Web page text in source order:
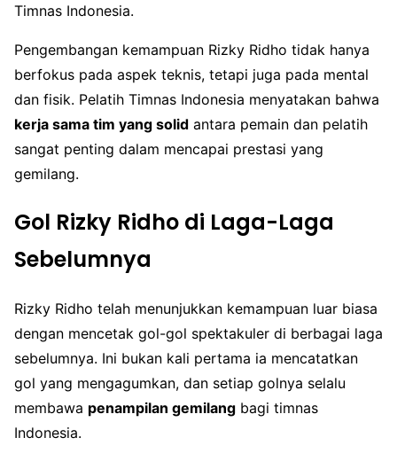
Timnas Indonesia.
Pengembangan kemampuan Rizky Ridho tidak hanya
berfokus pada aspek teknis, tetapi juga pada mental
dan fisik. Pelatih Timnas Indonesia menyatakan bahwa
kerja sama tim yang solid antara pemain dan pelatih
sangat penting dalam mencapai prestasi yang
gemilang.
Gol Rizky Ridho di Laga-Laga
Sebelumnya
Rizky Ridho telah menunjukkan kemampuan luar biasa
dengan mencetak gol-gol spektakuler di berbagai laga
sebelumnya. Ini bukan kali pertama ia mencatatkan
gol yang mengagumkan, dan setiap golnya selalu
membawa penampilan gemilang bagi timnas
Indonesia.